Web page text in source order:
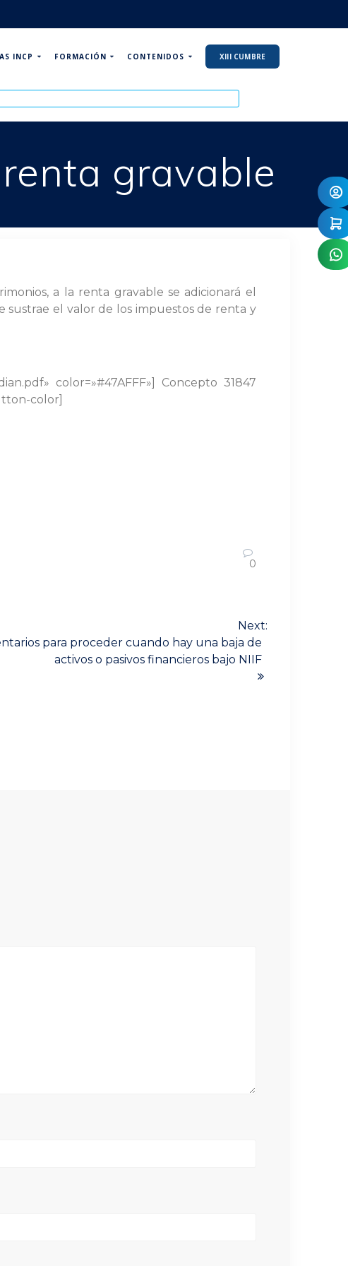
INCP FORMACIÓN CONTENIDOS XIII CUMBRE
gravable
a la renta gravable se adicionará el
sustrae el valor de los impuestos de renta y
color=»#47AFFF»]
Concepto 31847
color]
0
Next:
para proceder cuando hay una baja de
activos o pasivos financieros bajo NIIF